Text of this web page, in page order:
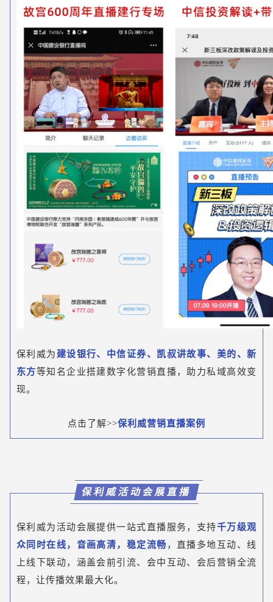
保利威为 建设银行、中信证券、凯叔讲故事、美的、新
东方等知名企业搭建数字化营销直播，助力私域高效变
现。
点击了解>>保利威营销直播案例
保利威活动会展直播
保利威为活动会展提供一站式直播服务，支持千万级观
众同时在线，音画高清，稳定流畅 ，直播多地互动、线
上线下联动，涵盖会前引流、会中互动、会后营销全流
程，让传播效果最大化。